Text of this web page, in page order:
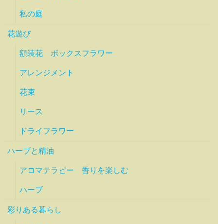
私の庭
花遊び
額装花 ボックスフラワー
アレンジメント
花束
リース
ドライフラワー
ハーブと精油
アロマテラピー 香りを楽しむ
ハーブ
彩りある暮らし